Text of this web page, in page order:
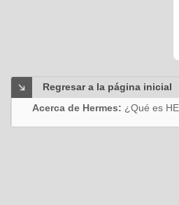
Regresar a la página inicial
Acerca de Hermes: ¿Qué es